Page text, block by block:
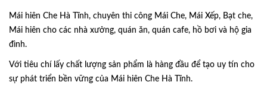
Mái hiên Che Hà Tĩnh, chuyên thi công Mái Che, Mái Xếp, Bạt che,
Mái hiên cho các nhà xưởng, quán ăn, quán cafe, hồ bơi và hộ gia
đình.
Với tiêu chí lấy chất lượng sản phẩm là hàng đầu để tạo uy tín cho
sự phát triển bền vững của Mái hiên Che Hà Tĩnh.